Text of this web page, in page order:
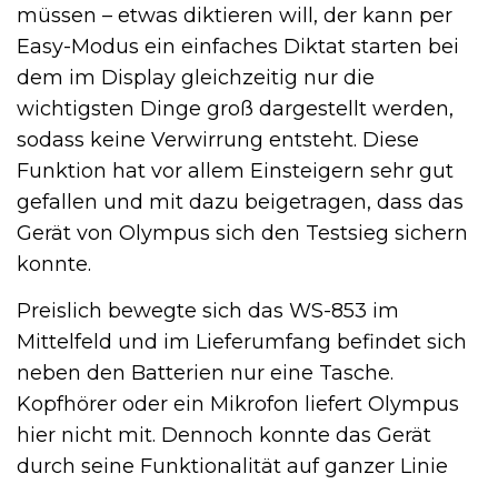
müssen – etwas diktieren will, der kann per
Easy-Modus ein einfaches Diktat starten bei
dem im Display gleichzeitig nur die
wichtigsten Dinge groß dargestellt werden,
sodass keine Verwirrung entsteht. Diese
Funktion hat vor allem Einsteigern sehr gut
gefallen und mit dazu beigetragen, dass das
Gerät von Olympus sich den Testsieg sichern
konnte.
Preislich bewegte sich das WS-853 im
Mittelfeld und im Lieferumfang befindet sich
neben den Batterien nur eine Tasche.
Kopfhörer oder ein Mikrofon liefert Olympus
hier nicht mit. Dennoch konnte das Gerät
durch seine Funktionalität auf ganzer Linie